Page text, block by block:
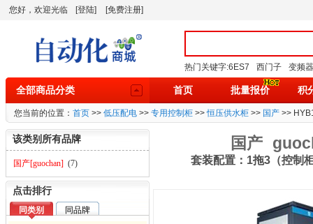
您好，欢迎光临 [登陆] [免费注册]
热门关键字:6ES7 西门子 变频器
全部商品分类 首页 批量报价 积
您当前的位置： 首页 >> 低压配电 >> 专用控制柜 >>恒压供水柜 >> 国产 >>
国产
套装配置：1拖3（控
该类别所有品牌
国产[guochan] (7)
点击排行
同类别 同品牌